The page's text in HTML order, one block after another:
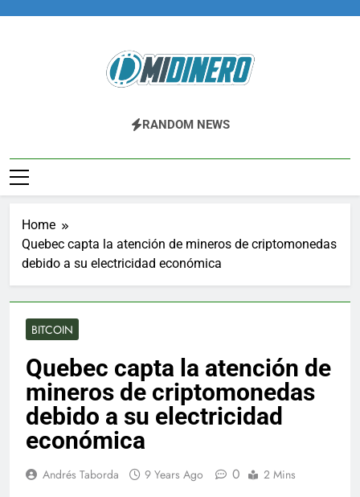
Midinero.co
Fintech, Criptomonedas
RANDOM NEWS
Home
Quebec capta la atención de mineros de criptomonedas
debido a su electricidad económica
BITCOIN
Quebec capta la atención de
mineros de criptomonedas
debido a su electricidad
económica
Andrés Taborda 9 Years Ago 0 2 Mins